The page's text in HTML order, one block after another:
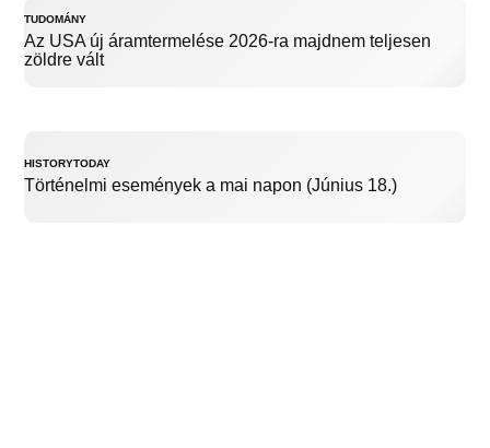
TUDOMÁNY
Az USA új áramtermelése 2026-ra majdnem teljesen
zöldre vált
HISTORYTODAY
Történelmi események a mai napon (Június 18.)